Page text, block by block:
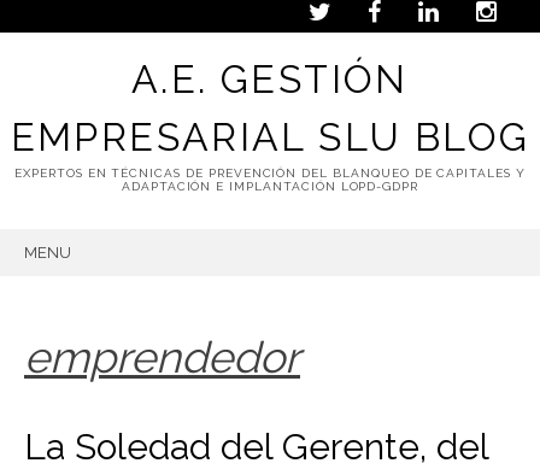
A.E. GESTIÓN
EMPRESARIAL SLU BLOG
EXPERTOS EN TÉCNICAS DE PREVENCIÓN DEL BLANQUEO DE CAPITALES Y
ADAPTACIÓN E IMPLANTACIÓN LOPD-GDPR
MENU
emprendedor
La Soledad del Gerente, del